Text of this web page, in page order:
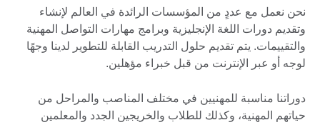
نحن نعمل مع عددٍ من المؤسسات الرائدة في العالم لإنشاء
وتقديم دورات اللغة الإنجليزية وبرامج مهارات التواصل المهنية
والتقييمات. يتم تقديم حلول التدريب القابلة للتطوير لدينا وجهًا
لوجه أو عبر الإنترنت من قبل خبراء مؤهلين.
دوراتنا مناسبة للمهنيين في مختلف المناصب والمراحل من
حياتهم المهنية، وكذلك للطلاب والخريجين الجدد والمعلمين